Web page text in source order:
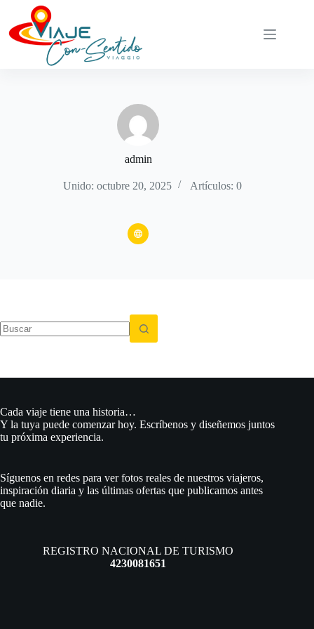
contenido
admin
Unido: octubre 20, 2025 Artículos: 0
Cada viaje tiene una historia…
Y la tuya puede comenzar hoy. Escríbenos y diseñemos juntos
tu próxima experiencia.
Síguenos en redes para ver fotos reales de nuestros viajeros,
inspiración diaria y las últimas ofertas que publicamos antes
que nadie.
REGISTRO NACIONAL DE TURISMO
4230081651